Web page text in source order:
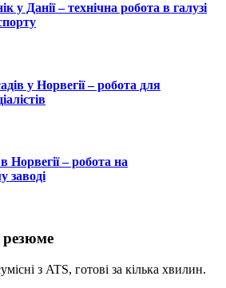
у Данії – технічна робота в галузі
у Норвегії – робота для
Норвегії – робота на
заводі
резюме
з ATS, готові за кілька хвилин.